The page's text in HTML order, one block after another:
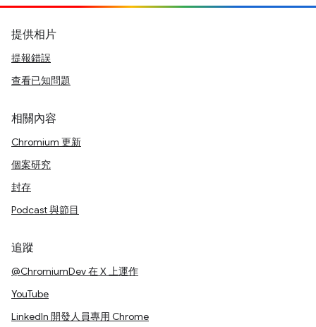
提供相片
提報錯誤
查看已知問題
相關內容
Chromium 更新
個案研究
封存
Podcast 與節目
追蹤
@ChromiumDev 在 X 上運作
YouTube
LinkedIn 開發人員專用 Chrome